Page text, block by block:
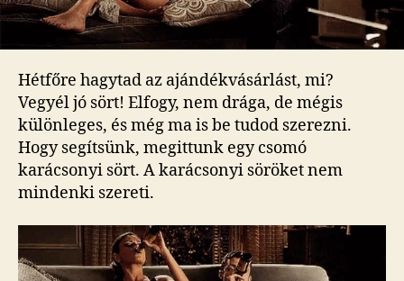
Hétfőre hagytad az ajándékvásárlást, mi?
Vegyél jó sört! Elfogy, nem drága, de mégis
különleges, és még ma is be tudod szerezni.
Hogy segítsünk, megittunk egy csomó
karácsonyi sört. A karácsonyi söröket nem
mindenki szereti.